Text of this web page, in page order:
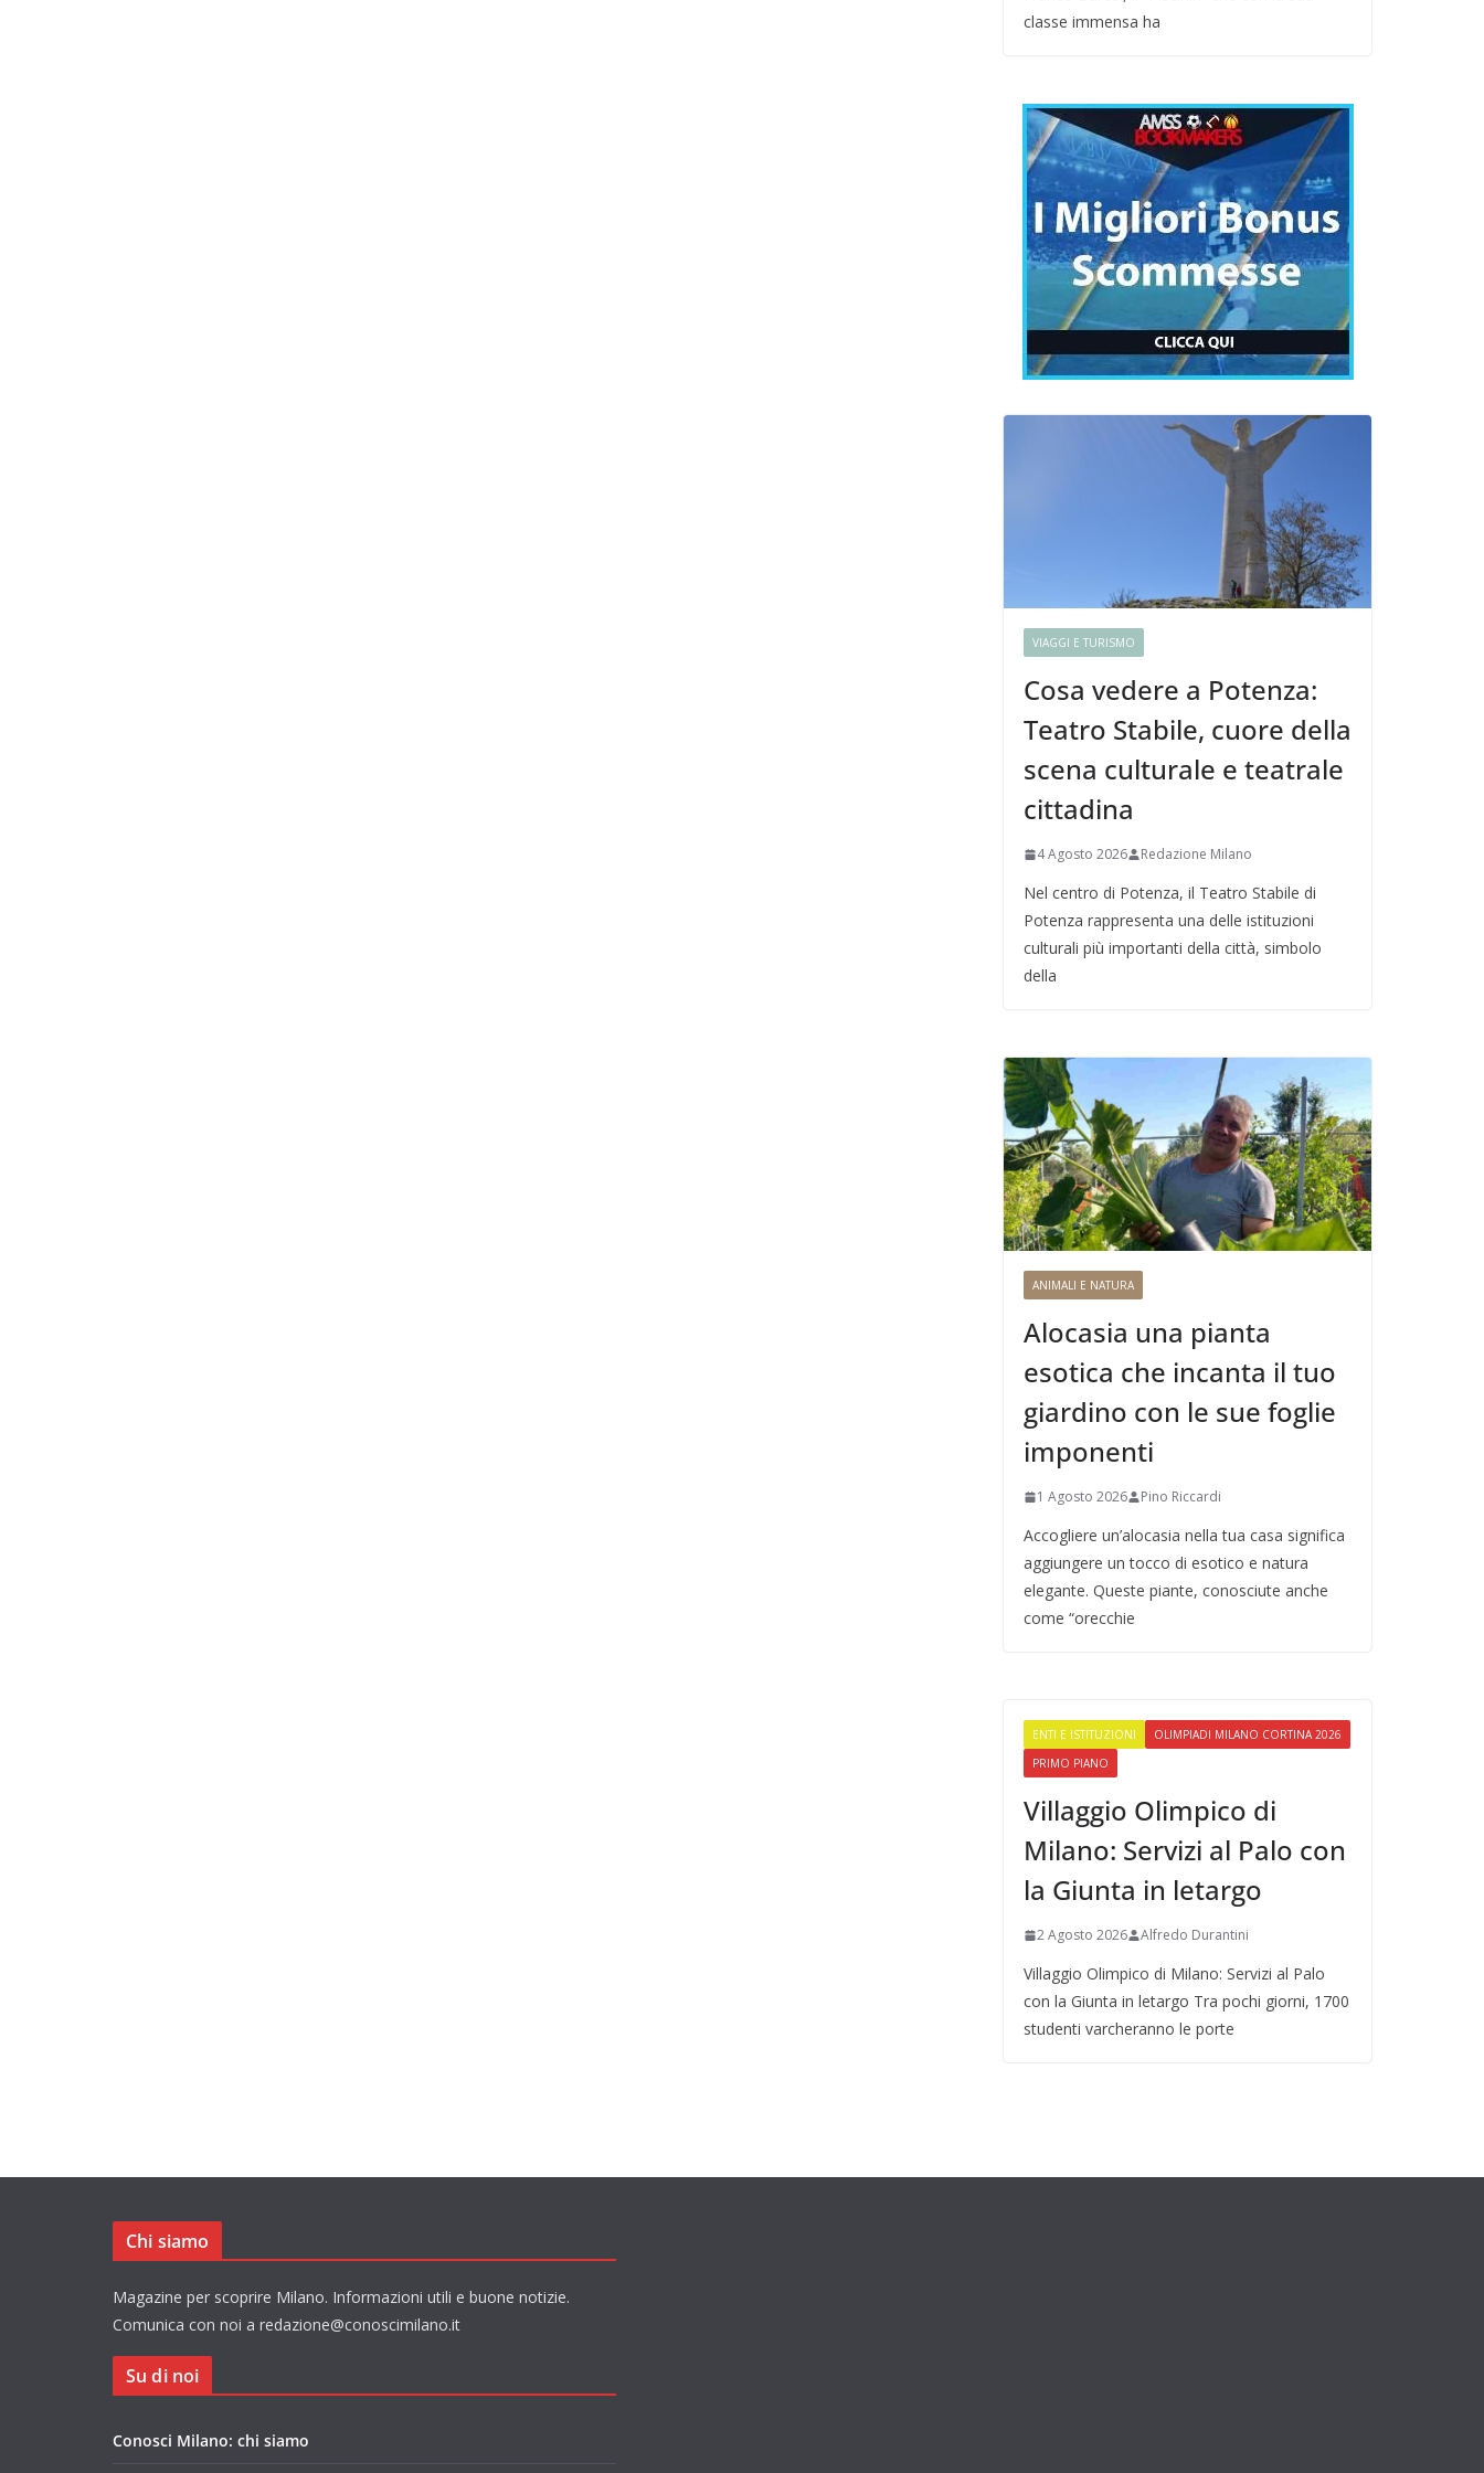
classe immensa ha
VIAGGI E TURISMO
Cosa vedere a Potenza:
Teatro Stabile, cuore della
scena culturale e teatrale
cittadina
4 Agosto 2026 Redazione Milano
Nel centro di Potenza, il Teatro Stabile di
Potenza rappresenta una delle istituzioni
culturali più importanti della città, simbolo
della
ANIMALI E NATURA
Alocasia una pianta
esotica che incanta il tuo
giardino con le sue foglie
imponenti
1 Agosto 2026 Pino Riccardi
Accogliere un’alocasia nella tua casa significa
aggiungere un tocco di esotico e natura
elegante. Queste piante, conosciute anche
come “orecchie
ENTI E ISTITUZIONI
OLIMPIADI MILANO CORTINA 2026
PRIMO PIANO
Villaggio Olimpico di
Milano: Servizi al Palo con
la Giunta in letargo
2 Agosto 2026 Alfredo Durantini
Villaggio Olimpico di Milano: Servizi al Palo
con la Giunta in letargo Tra pochi giorni, 1700
studenti varcheranno le porte
Chi siamo
Magazine per scoprire Milano. Informazioni utili e buone notizie.
Comunica con noi a redazione@conoscimilano.it
Su di noi
Conosci Milano: chi siamo